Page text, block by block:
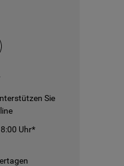
Sie
Uhr*